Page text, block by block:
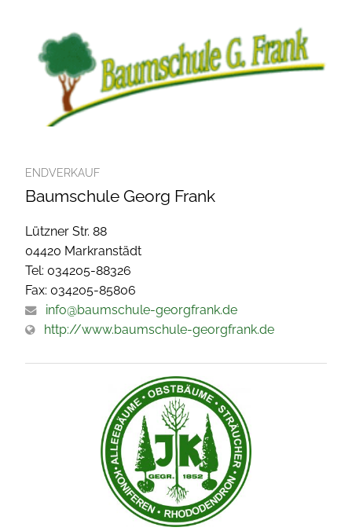
ENDVERKAUF
Baumschule Georg Frank
Lützner Str. 88
04420 Markranstädt
Tel: 034205-88326
Fax: 034205-85806
info@baumschule-georgfrank.de
http://www.baumschule-georgfrank.de